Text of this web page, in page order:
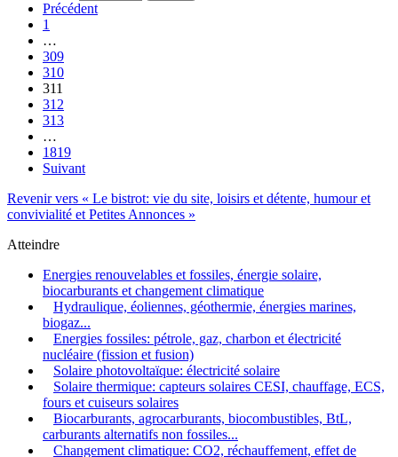
Précédent
1
…
309
310
311
312
313
…
1819
Suivant
Revenir vers « Le bistrot: vie du site, loisirs et détente, humour et
convivialité et Petites Annonces »
Atteindre
Energies renouvelables et fossiles, énergie solaire,
biocarburants et changement climatique
Hydraulique, éoliennes, géothermie, énergies marines,
biogaz...
Energies fossiles: pétrole, gaz, charbon et électricité
nucléaire (fission et fusion)
Solaire photovoltaïque: électricité solaire
Solaire thermique: capteurs solaires CESI, chauffage, ECS,
fours et cuiseurs solaires
Biocarburants, agrocarburants, biocombustibles, BtL,
carburants alternatifs non fossiles...
Changement climatique: CO2, réchauffement, effet de